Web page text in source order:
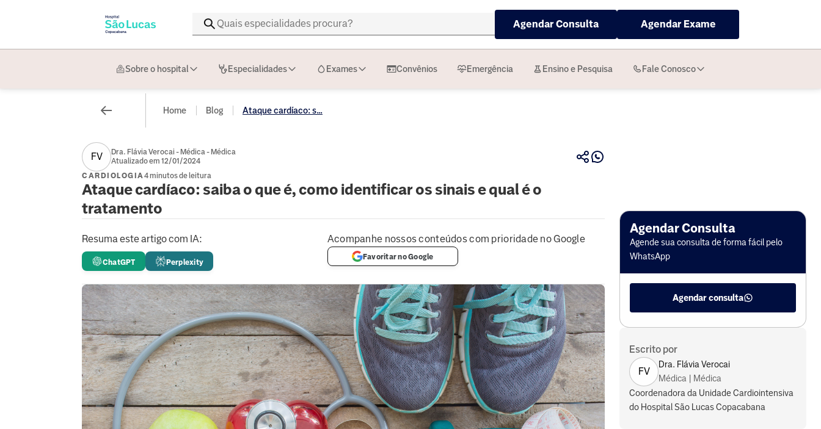
Agendar Consulta Agendar Exame
Sobre o hospital Especialidades Exames Convênios Emergência Ensino e Pesquisa Fale Conosco
Home Blog Ataque cardíaco: s...
FV
Dra. Flávia Verocai - Médica - Médica
Atualizado em 12/01/2024
CARDIOLOGIA4 minutos de leitura
Ataque cardíaco: saiba o que é, como identificar os sinais e qual é o
tratamento
Resuma este artigo com IA:
ChatGPT Perplexity
Acompanhe nossos conteúdos com prioridade no Google
Favoritar no Google
Agendar Consulta
Agende sua consulta de forma fácil pelo
WhatsApp
Agendar consulta
Escrito por
FV
Dra. Flávia Verocai
Médica | Médica
Coordenadora da Unidade Cardiointensiva
do Hospital São Lucas Copacabana